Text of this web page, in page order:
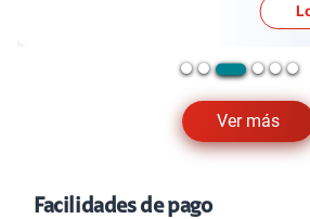
Ver más
Facilidades de pago